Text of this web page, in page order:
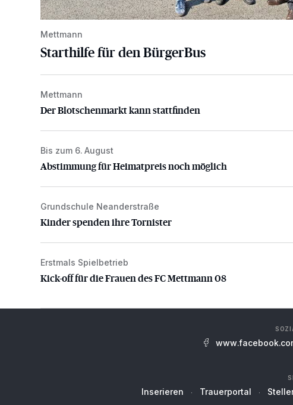
Mettmann
Starthilfe für den BürgerBus
Der Blotschenmarkt kann stattfinden
Mettmann
Der Blotschenmarkt kann stattfinden
Abstimmung für Heimatpreis noch möglich
Bis zum 6. August
Abstimmung für Heimatpreis noch möglich
Kinder spenden ihre Tornister
Grundschule Neanderstraße
Kinder spenden ihre Tornister
Kick-off für die Frauen des FC Mettmann 08
Erstmals Spielbetrieb
Kick-off für die Frauen des FC Mettmann 08
Inserieren Trauerportal